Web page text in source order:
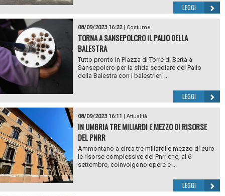
LEGGI
08/09/2023 16:22| Costume
TORNA A SANSEPOLCRO IL PALIO DELLA
BALESTRA
Tutto pronto in Piazza di Torre di Berta a
Sansepolcro per la sfida secolare del Palio
della Balestra con i balestrieri ...
LEGGI
08/09/2023 16:11 | Attualità
IN UMBRIA TRE MILIARDI E MEZZO DI RISORSE
DEL PNRR
Ammontano a circa tre miliardi e mezzo di euro
le risorse complessive del Pnrr che, al 6
settembre, coinvolgono opere e ...
LEGGI